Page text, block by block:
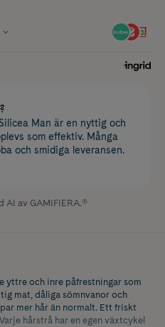
Man är en nyttig och
som effektiv. Många
och smidiga leveransen.
AI av GAMIFIERA.®
yttre och inre påfrestningar som
mat, dåliga sömnvanor och
mer hår än normalt. Ett friskt
hårstrå har en egen växtcykel